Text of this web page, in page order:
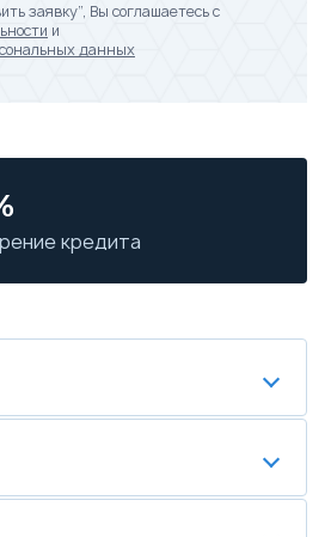
заявку”, Вы соглашаетесь с
и
данных
кредита